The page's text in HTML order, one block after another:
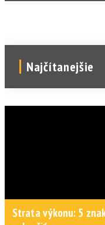
Najčítanejšie
Strata výkonu: 5